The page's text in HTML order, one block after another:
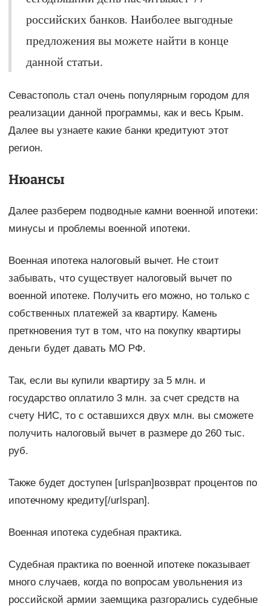
российских банков. Наиболее выгодные
предложения вы можете найти в конце
данной статьи.
Севастополь стал очень популярным городом для
реализации данной программы, как и весь Крым.
Далее вы узнаете какие банки кредитуют этот
регион.
Нюансы
Далее разберем подводные камни военной ипотеки:
минусы и проблемы военной ипотеки.
Военная ипотека налоговый вычет. Не стоит
забывать, что существует налоговый вычет по
военной ипотеке. Получить его можно, но только с
собственных платежей за квартиру. Камень
преткновения тут в том, что на покупку квартиры
деньги будет давать МО РФ.
Так, если вы купили квартиру за 5 млн. и
государство оплатило 3 млн. за счет средств на
счету НИС, то с оставшихся двух млн. вы сможете
получить налоговый вычет в размере до 260 тыс.
руб.
Также будет доступен [urlspan]возврат процентов по
ипотечному кредиту[/urlspan].
Военная ипотека судебная практика.
Судебная практика по военной ипотеке показывает
много случаев, когда по вопросам увольнения из
российской армии заемщика разгорались судебные